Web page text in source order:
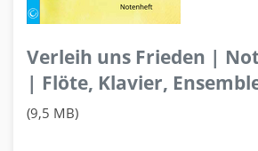
Verleih uns Frieden |
| Flöte, Klavier,
(9,5 MB)